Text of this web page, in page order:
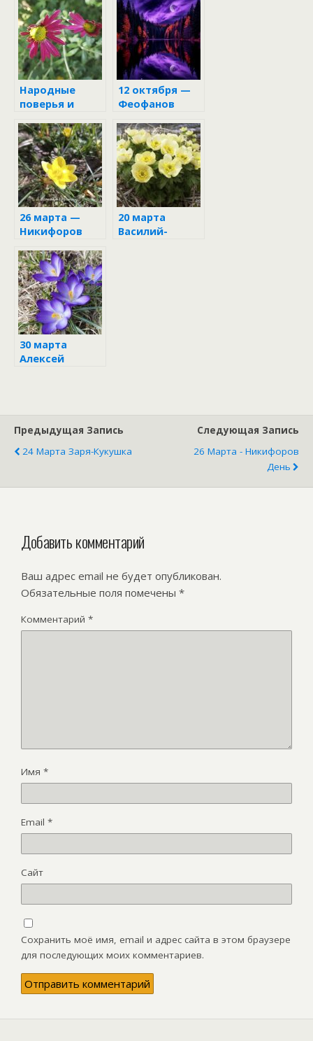
Народные
поверья и
октября
12 октября —
Феофанов
обязательно
надо сделать
для достатка
и удачи
26 марта —
Никифоров
20 марта
Василий-
30 марта
Алексей
Предыдущая Запись
24 Марта Заря-Кукушка
Следующая Запись
26 Марта - Никифоров
День
Добавить комментарий
Ваш адрес email не будет опубликован.
Обязательные поля помечены *
Комментарий *
Имя *
Email *
Сайт
Сохранить моё имя, email и адрес сайта в этом браузере
для последующих моих комментариев.